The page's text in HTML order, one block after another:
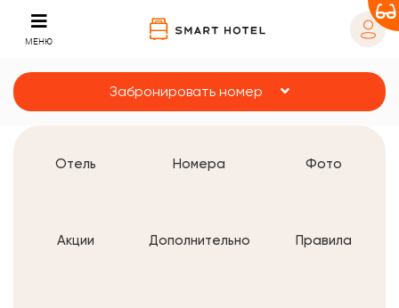
МЕНЮ
Забронировать номер
Отель Номера Фото
Акции Дополнительно Правила